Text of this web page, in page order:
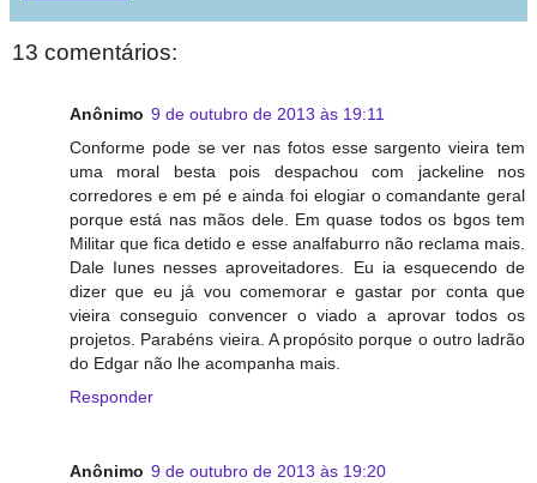
13 comentários:
Anônimo 9 de outubro de 2013 às 19:11
Conforme pode se ver nas fotos esse sargento vieira tem
uma moral besta pois despachou com jackeline nos
corredores e em pé e ainda foi elogiar o comandante geral
porque está nas mãos dele. Em quase todos os bgos tem
Militar que fica detido e esse analfaburro não reclama mais.
Dale Iunes nesses aproveitadores. Eu ia esquecendo de
dizer que eu já vou comemorar e gastar por conta que
vieira conseguio convencer o viado a aprovar todos os
projetos. Parabéns vieira. A propósito porque o outro ladrão
do Edgar não lhe acompanha mais.
Responder
Anônimo 9 de outubro de 2013 às 19:20